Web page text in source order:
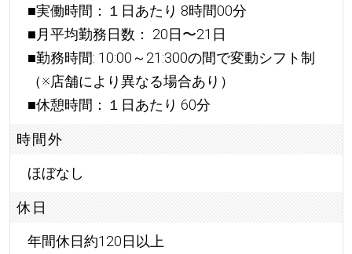
■実働時間：１日あたり 8時間00分
■月平均勤務日数： 20日〜21日
■勤務時間: 10:00～21:300の間で変動シフト制
（※店舗により異なる場合あり）
■休憩時間：１日あたり 60分
時間外
ほぼなし
休日
年間休日約120日以上